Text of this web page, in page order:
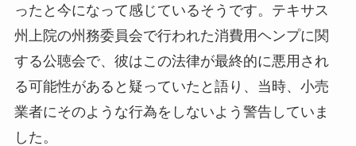
ったと今になって感じているそうです。テキサス
州上院の州務委員会で行われた消費用ヘンプに関
する公聴会で、彼はこの法律が最終的に悪用され
る可能性があると疑っていたと語り、当時、小売
業者にそのような行為をしないよう警告していま
した。